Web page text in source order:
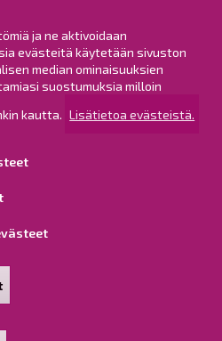
ja ne aktivoidaan
evästeitä käytetään sivuston
median ominaisuuksien
suostumuksia milloin
kautta. Lisätietoa evästeistä.
ja pöytäkirjat